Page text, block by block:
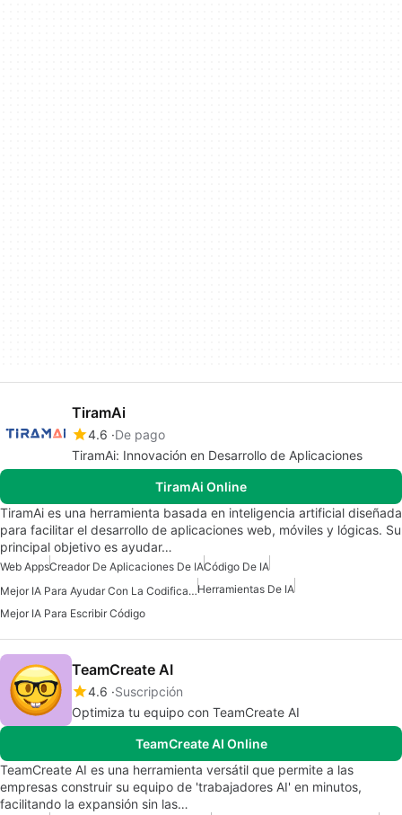
TiramAi
4.6 De pago
TiramAi: Innovación en Desarrollo de Aplicaciones
TiramAi Online
TiramAi es una herramienta basada en inteligencia artificial diseñada
para facilitar el desarrollo de aplicaciones web, móviles y lógicas. Su
principal objetivo es ayudar…
Web AppsCreador De Aplicaciones De IACódigo De IA
Mejor IA Para Ayudar Con La CodificaciónHerramientas De IA
Mejor IA Para Escribir Código
TeamCreate AI
4.6 Suscripción
Optimiza tu equipo con TeamCreate AI
TeamCreate AI Online
TeamCreate AI es una herramienta versátil que permite a las
empresas construir su equipo de 'trabajadores AI' en minutos,
facilitando la expansión sin las…